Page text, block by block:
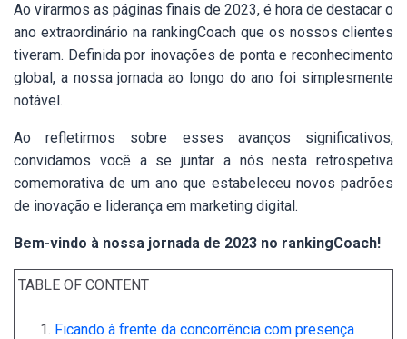
Ao virarmos as páginas finais de 2023, é hora de destacar o
ano extraordinário na rankingCoach que os nossos clientes
tiveram. Definida por inovações de ponta e reconhecimento
global, a nossa jornada ao longo do ano foi simplesmente
notável.
Ao refletirmos sobre esses avanços significativos,
convidamos você a se juntar a nós nesta retrospetiva
comemorativa de um ano que estabeleceu novos padrões
de inovação e liderança em marketing digital.
Bem-vindo à nossa jornada de 2023 no rankingCoach!
TABLE OF CONTENT
Ficando à frente da concorrência com presença